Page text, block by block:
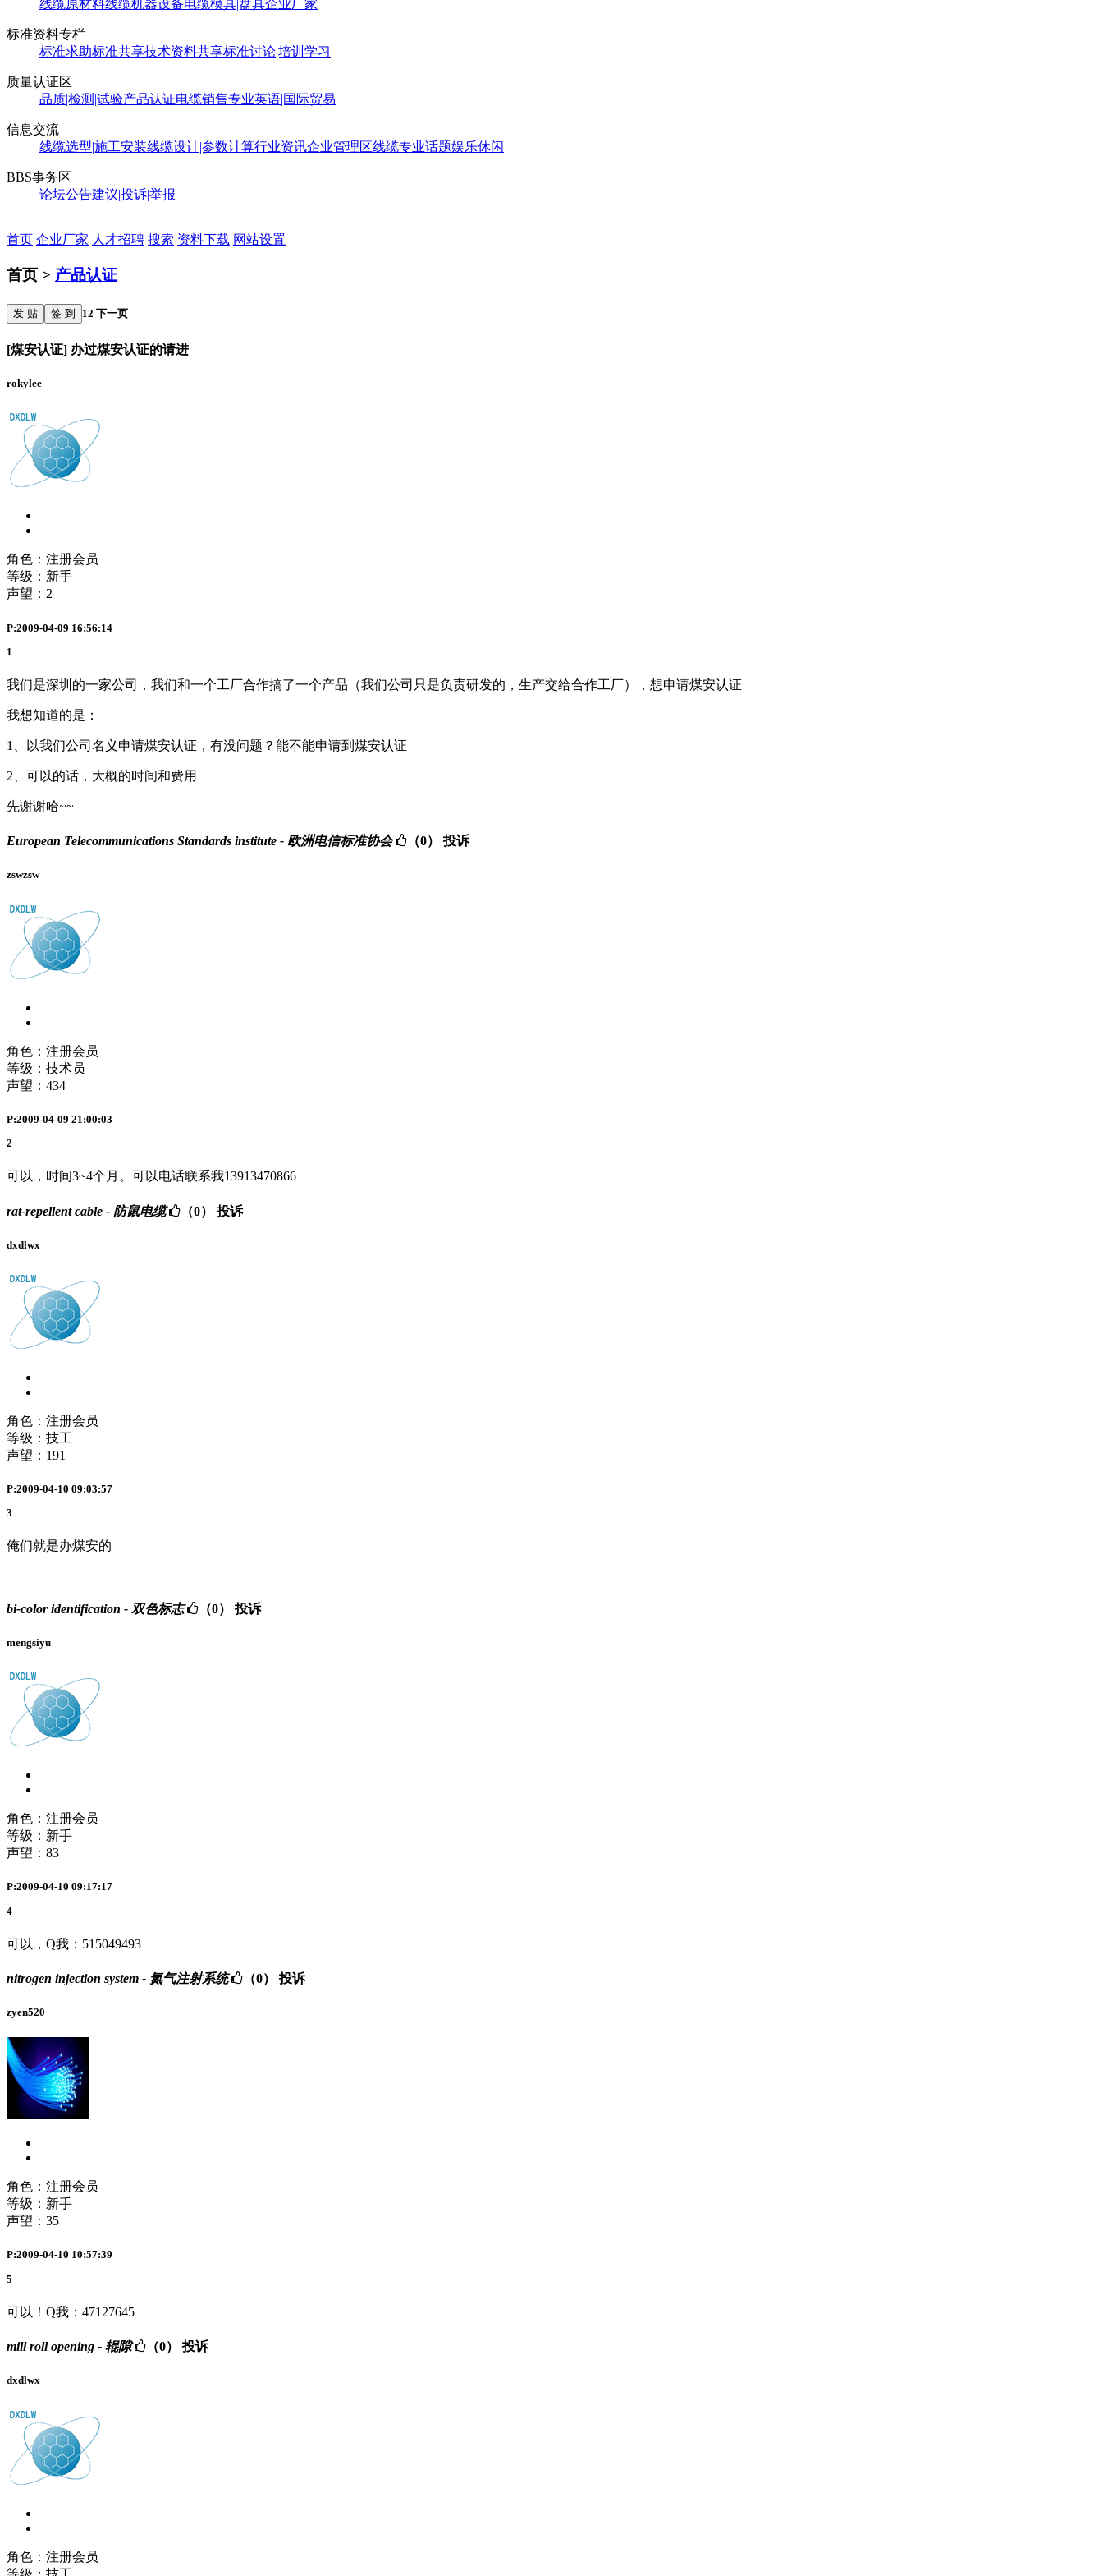
线缆原材料线缆机器设备电缆模具|盘具企业厂家
标准资料专栏
标准求助标准共享技术资料共享标准讨论|培训学习
质量认证区
品质|检测|试验产品认证电缆销售专业英语|国际贸易
信息交流
线缆选型|施工安装线缆设计|参数计算行业资讯企业管理区线缆专业话题娱乐休闲
BBS事务区
论坛公告建议|投诉|举报
首页 企业厂家 人才招聘 搜索 资料下载 网站设置
首页 > 产品认证
发 贴 签 到 12 下一页
[煤安认证] 办过煤安认证的请进
rokylee
角色：注册会员
等级：新手
声望： 2
P:2009-04-09 16:56:14
1
我们是深圳的一家公司，我们和一个工厂合作搞了一个产品（我们公司只是负责研发的，生产交给合作工厂），想申请煤安认证
我想知道的是：
1、以我们公司名义申请煤安认证，有没问题？能不能申请到煤安认证
2、可以的话，大概的时间和费用
先谢谢哈~~
European Telecommunications Standards institute - 欧洲电信标准协会 （0） 投诉
zswzsw
角色：注册会员
等级：技术员
声望： 434
P:2009-04-09 21:00:03
2
可以，时间3~4个月。可以电话联系我13913470866
rat-repellent cable - 防鼠电缆 （0） 投诉
dxdlwx
角色：注册会员
等级：技工
声望： 191
P:2009-04-10 09:03:57
3
俺们就是办煤安的
bi-color identification - 双色标志 （0） 投诉
mengsiyu
角色：注册会员
等级：新手
声望： 83
P:2009-04-10 09:17:17
4
可以，Q我：515049493
nitrogen injection system - 氮气注射系统 （0） 投诉
zyen520
角色：注册会员
等级：新手
声望： 35
P:2009-04-10 10:57:39
5
可以！Q我：47127645
mill roll opening - 辊隙 （0） 投诉
dxdlwx
角色：注册会员